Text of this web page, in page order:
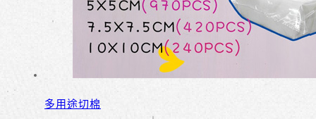
多用途切棉